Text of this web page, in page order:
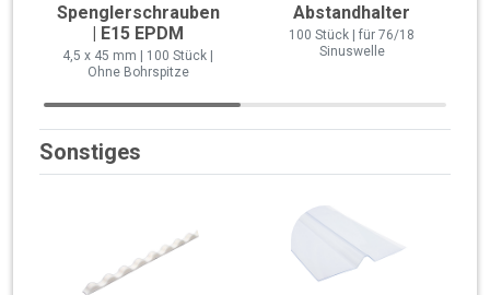
Spenglerschrauben
| E15 EPDM
4,5 x 45 mm | 100 Stück |
Ohne Bohrspitze
Abstandhalter
100 Stück | für 76/18
Sinuswelle
Sonstiges